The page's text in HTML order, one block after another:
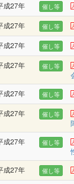
成27年
催し等
成27年
催し等
成27年
催し等
成27年
催し等
成27年
催し等
成27年
催し等
成27年
催し等
成27年
催し等